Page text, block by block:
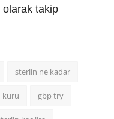
olarak takip
sterlin ne kadar
kuru gbp try